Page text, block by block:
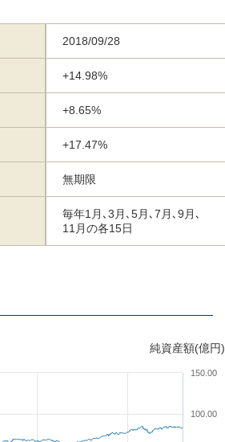
2018/09/28
+14.98%
+8.65%
+17.47%
無期限
毎年1月､3月､5月､7月､9月､
11月の各15日
純資産額(億円)
100.00
150.00